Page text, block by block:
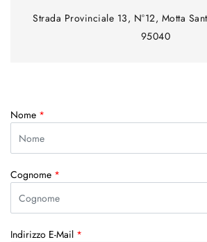
Strada Provinciale 13, N°12, Motta
95040
Nome *
Cognome *
Indirizzo E-Mail *